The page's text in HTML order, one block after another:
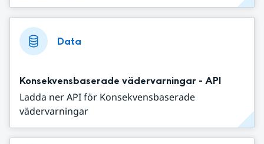
Data
Konsekvensbaserade vädervarningar - API
Ladda ner API för Konsekvensbaserade
vädervarningar